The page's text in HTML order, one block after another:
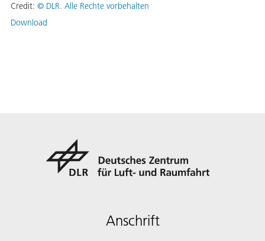
Credit: © DLR. Alle Rechte vorbehalten
Download
Anschrift